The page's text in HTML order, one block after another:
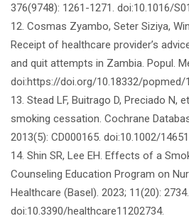
376(9748): 1261-1271. doi:10.1016/
12. Cosmas Zyambo, Seter Siziya,
Receipt of healthcare provider’s
and quit attempts in Zambia. Popul.
doi:https://doi.org/10.18332/popmed/
13. Stead LF, Buitrago D, Preciado N,
smoking cessation. Cochrane
2013(5): CD000165. doi:10.1002/
14. Shin SR, Lee EH. Effects of a
Counseling Education Program on
Healthcare (Basel). 2023; 11(20): 2734.
doi:10.3390/healthcare11202734.